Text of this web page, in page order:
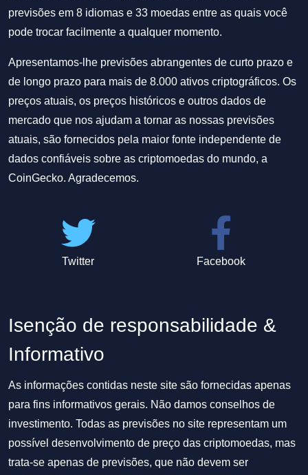
previsões em 8 idiomas e 33 moedas entre as quais você
pode trocar facilmente a qualquer momento.
Apresentamos-lhe previsões abrangentes de curto prazo e
de longo prazo para mais de 8.000 ativos criptográficos. Os
preços atuais, os preços históricos e outros dados de
mercado que nos ajudam a tornar as nossas previsões
atuais, são fornecidos pela maior fonte independente de
dados confiáveis sobre as criptomoedas do mundo, a
CoinGecko. Agradecemos.
Twitter Facebook
Isenção de responsabilidade &
Informativo
As informações contidas neste site são fornecidas apenas
para fins informativos gerais. Não damos conselhos de
investimento. Todas as previsões no site representam um
possível desenvolvimento de preço das criptomoedas, mas
trata-se apenas de previsões, que não devem ser